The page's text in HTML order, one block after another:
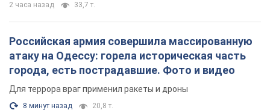
2 часа назад 33,7 т.
Российская армия совершила массированную
атаку на Одессу: горела историческая часть
города, есть пострадавшие. Фото и видео
Для террора враг применил ракеты и дроны
8 минут назад 20,8 т.